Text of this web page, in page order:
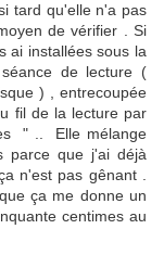
tard qu'elle n'a pas
de vérifier . Si
ai installées sous la
de lecture (
) , entrecoupée
fil de la lecture par
" .. Elle mélange
parce que j'ai déjà
n'est pas gênant .
ça me donne un
centimes au